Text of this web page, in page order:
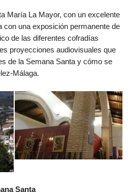
María La Mayor, con un excelente
con una exposición permanente de
de las diferentes cofradías
proyecciones audiovisuales que
de la Semana Santa y cómo se
Málaga.
Santa